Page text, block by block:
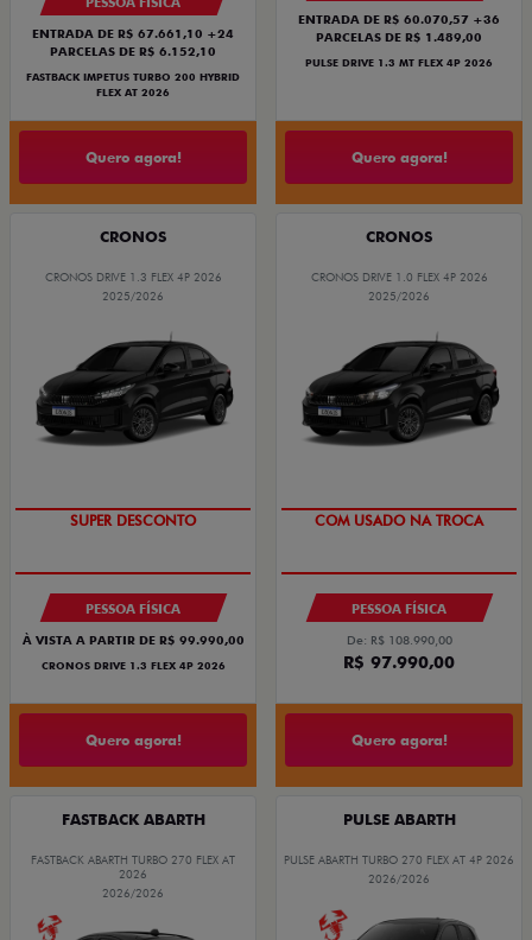
ENTRADA DE R$ 67.661,10 +24
PARCELAS DE R$ 6.152,10
FASTBACK IMPETUS TURBO 200 HYBRID
FLEX AT 2026
Quero agora!
ENTRADA DE R$ 60.070,57 +36
PARCELAS DE R$ 1.489,00
PULSE DRIVE 1.3 MT FLEX 4P 2026
Quero agora!
CRONOS
CRONOS DRIVE 1.3 FLEX 4P 2026
2025/2026
BÔNUS DE ATÉ R$ 14 MIL
PESSOA FÍSICA
À VISTA A PARTIR DE R$ 99.990,00
CRONOS DRIVE 1.3 FLEX 4P 2026
Quero agora!
CRONOS
CRONOS DRIVE 1.0 FLEX 4P 2026
2025/2026
SUPER DESCONTO
PESSOA FÍSICA
De: R$ 108.990,00
R$ 97.990,00
Quero agora!
FASTBACK ABARTH
FASTBACK ABARTH TURBO 270 FLEX AT
2026
2026/2026
PULSE ABARTH
PULSE ABARTH TURBO 270 FLEX AT 4P 2026
2026/2026